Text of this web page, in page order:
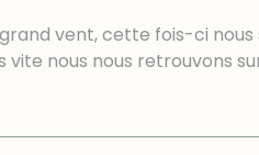
vent, cette fois-ci
nous nous retrouvons